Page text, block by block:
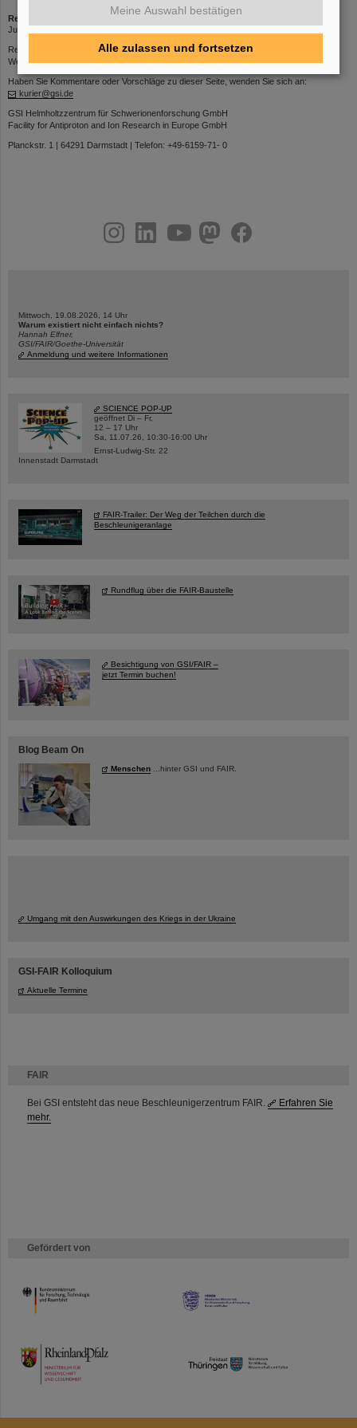
FAIR
Bei GSI entsteht das neue Beschleunigerzentrum FAIR.
Erfahren Sie
mehr.
Gefördert von
HMWK
TMWWDG
Redaktion
Jutta Leroudier | Telefon: 2634 | E-Mail:
Redaktionsschluss: Donnerstags 12 Uhr
Web-Interface zum Einstellen von Beiträgen:
https://kurier.gsi.de
Haben Sie Kommentare oder Vorschläge zu dieser Seite, wenden Sie sich an:
kurier@gsi.de
GSI Helmholtzzentrum für Schwerionenforschung GmbH
Facility for Antiproton and Ion Research in Europe GmbH
Planckstr. 1 | 64291 Darmstadt | Telefon: +49-6159-71- 0
youtubehelmholtz.socialfacebook
Mittwoch, 19.08.2026, 14 Uhr
Warum existiert nicht einfach nichts?
Hannah Elfner,
GSI/FAIR/Goethe-Universität
Anmeldung und weitere Informationen
SCIENCE POP-UP
geöffnet Di – Fr,
12 – 17 Uhr
Sa, 11.07.26, 10:30-16:00 Uhr
Ernst-Ludwig-Str. 22
Innenstadt Darmstadt
FAIR-Trailer: Der Weg der Teilchen durch die
Beschleunigeranlage
Rundflug über die FAIR-Baustelle
Besichtigung von GSI/FAIR –
jetzt Termin buchen!
Blog Beam On
Menschen ...hinter GSI und FAIR.
Umgang mit den Auswirkungen des Kriegs in der Ukraine
GSI-FAIR Kolloquium
Aktuelle Termine
Meine Auswahl bestätigen
Alle zulassen und fortsetzen